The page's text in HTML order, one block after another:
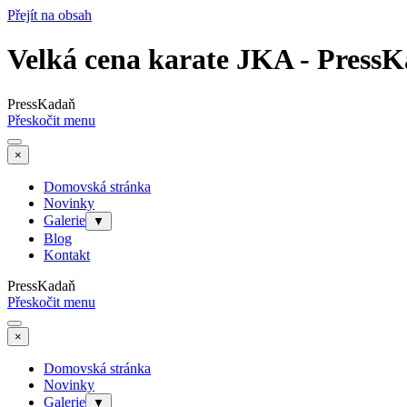
Přejít na obsah
Velká cena karate JKA -
PressKadaň
Přeskočit menu
×
Domovská stránka
Novinky
Galerie
▼
Blog
Kontakt
PressKadaň
Přeskočit menu
×
Domovská stránka
Novinky
Galerie
▼